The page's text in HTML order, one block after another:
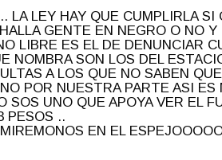
LA LEY HAY QUE CUMPLIRLA
GENTE EN NEGRO O NO
LIBRE ES EL DE DENUNCIAR
NOMBRA SON LOS DEL
A LOS QUE NO SABEN
POR NUESTRA PARTE ASI
SOS UNO QUE APOYA VER EL
PESOS ..
EN EL